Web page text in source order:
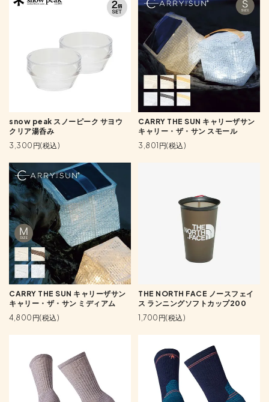
snow peak スノーピーク サヨウ
クリア湯呑み
3,300円(税込)
CARRY THE SUN キャリーザサン
キャリー・ザ・サン スモール
3,801円(税込)
CARRY THE SUN キャリーザサン
キャリー・ザ・サン ミディアム
4,800円(税込)
THE NORTH FACE ノースフェイ
ス ランニングソフトカップ200
1,700円(税込)